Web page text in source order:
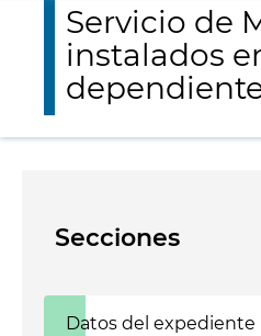
Servicio de
instalados
Secciones
Datos del expediente